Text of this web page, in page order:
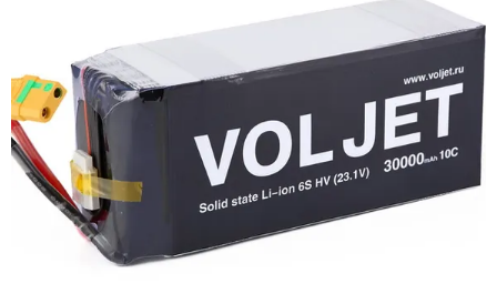
Аккумуляторы Li-Po 45,6В
Аккумуляторы Li-ion 21,9В
Аккумуляторы Li-ion 22,2В
Аккумуляторы Li-ion 23,1В